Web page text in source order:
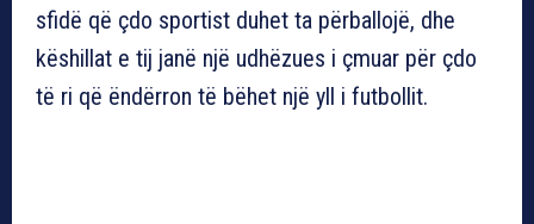
sfidë që çdo sportist duhet ta përballojë, dhe
këshillat e tij janë një udhëzues i çmuar për çdo
të ri që ëndërron të bëhet një yll i futbollit.